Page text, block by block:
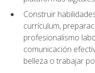
Construir
currículum,
profesionalismo
comunicación
belleza o trabajar